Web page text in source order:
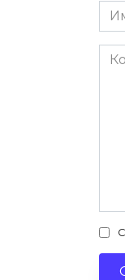
Имя
*